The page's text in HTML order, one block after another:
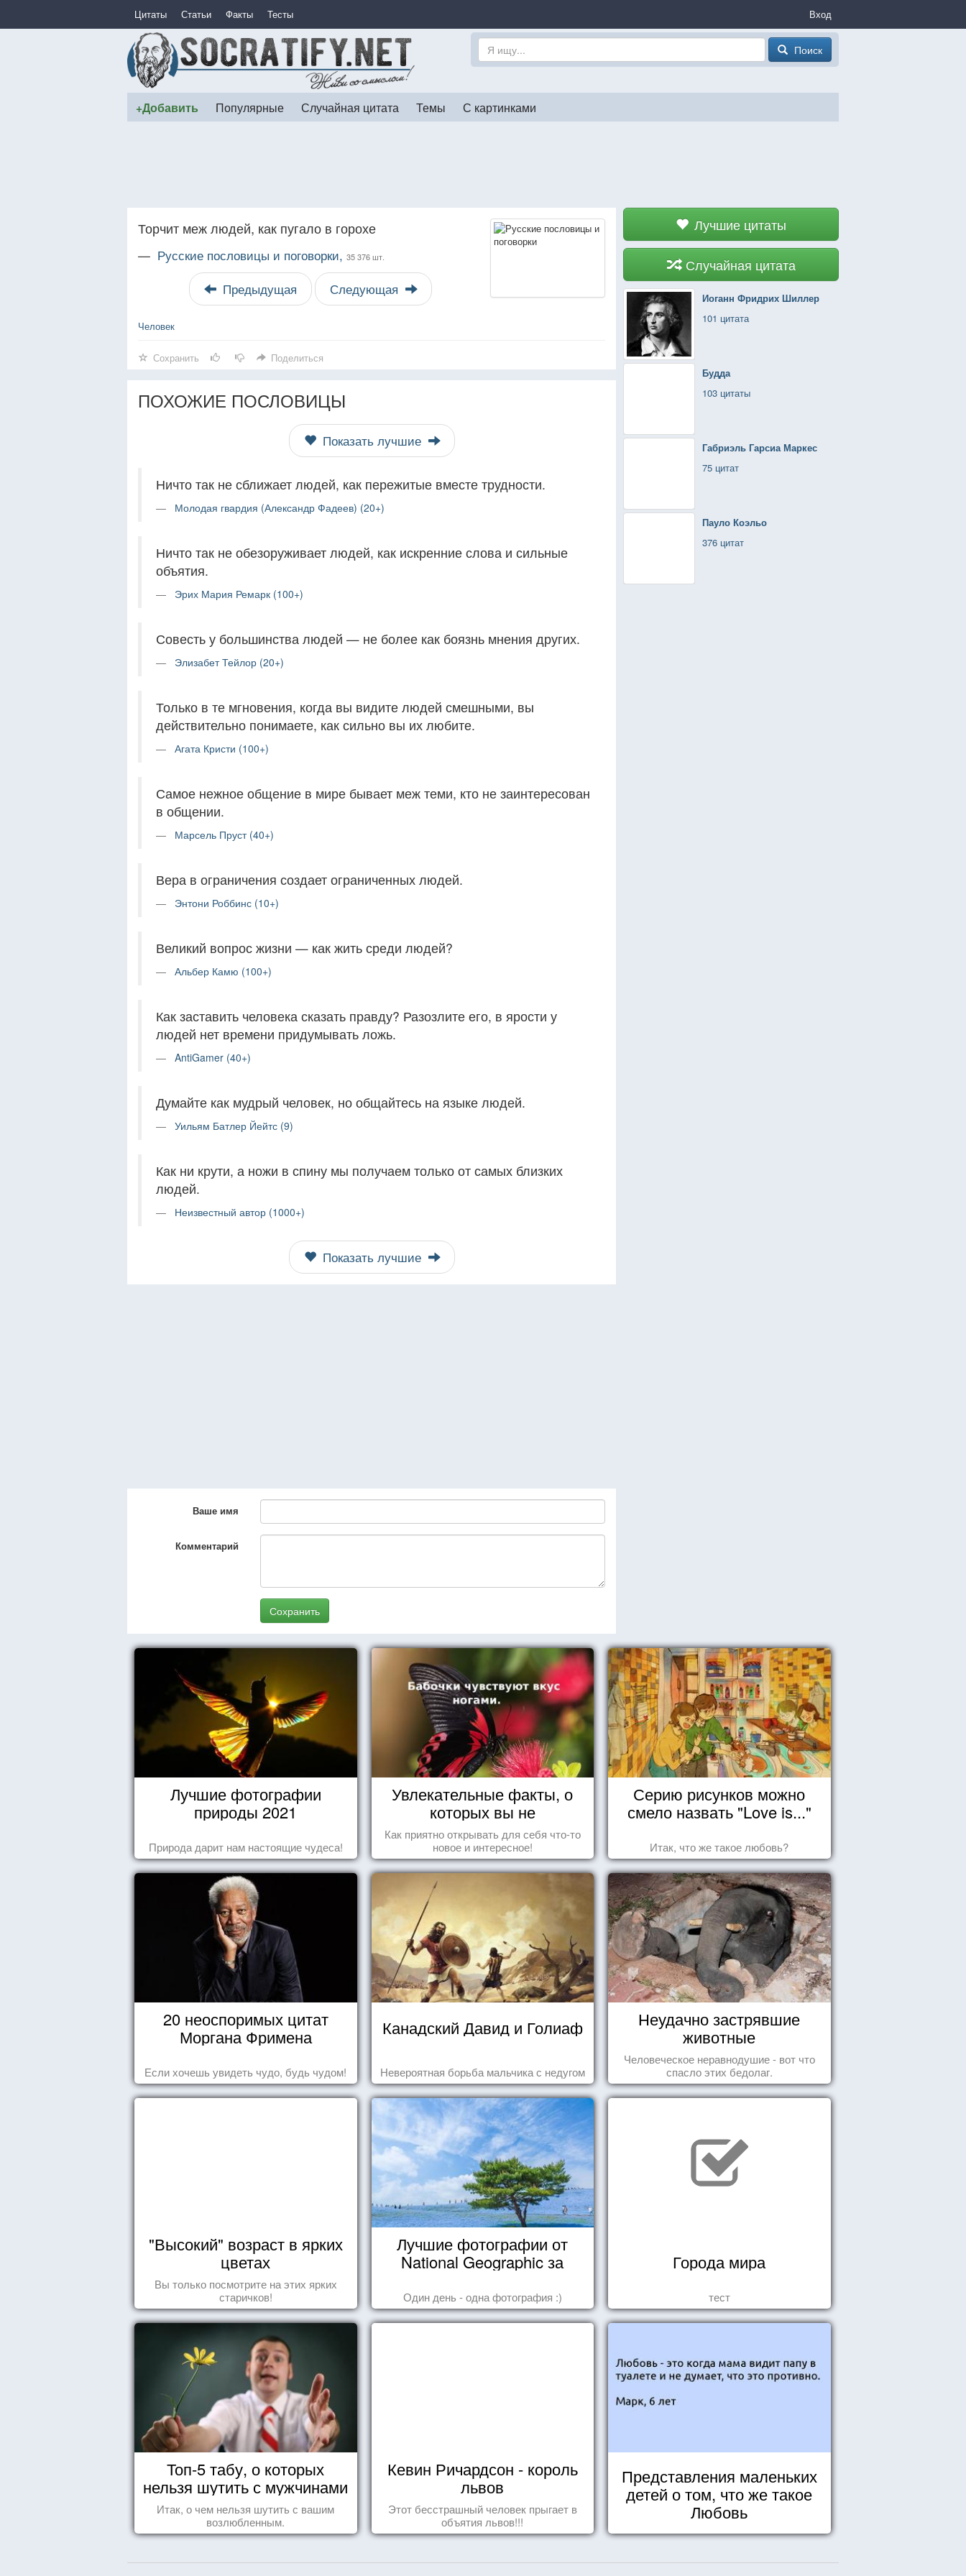
Цитаты Статьи Факты Тесты Вход
Поиск
+Добавить Популярные Случайная цитата Темы С картинками
Лучшие цитаты
Случайная цитата
Иоганн Фридрих Шиллер
101 цитата
Будда
103 цитаты
Габриэль Гарсиа Маркес
75 цитат
Пауло Коэльо
376 цитат
Торчит меж людей, как пугало в горохе
— Русские пословицы и поговорки, 35 376 шт.
Предыдущая Следующая
Человек
Сохранить Поделиться
ПОХОЖИЕ ПОСЛОВИЦЫ
Показать лучшие
Ничто так не сближает людей, как пережитые вместе трудности.
Молодая гвардия (Александр Фадеев) (20+)
Ничто так не обезоруживает людей, как искренние слова и сильные
объятия.
Эрих Мария Ремарк (100+)
Совесть у большинства людей — не более как боязнь мнения других.
Элизабет Тейлор (20+)
Только в те мгновения, когда вы видите людей смешными, вы
действительно понимаете, как сильно вы их любите.
Агата Кристи (100+)
Самое нежное общение в мире бывает меж теми, кто не заинтересован
в общении.
Марсель Пруст (40+)
Вера в ограничения создает ограниченных людей.
Энтони Роббинс (10+)
Великий вопрос жизни — как жить среди людей?
Альбер Камю (100+)
Как заставить человека сказать правду? Разозлите его, в ярости у
людей нет времени придумывать ложь.
AntiGamer (40+)
Думайте как мудрый человек, но общайтесь на языке людей.
Уильям Батлер Йейтс (9)
Как ни крути, а ножи в спину мы получаем только от самых близких
людей.
Неизвестный автор (1000+)
Показать лучшие
Ваше имя
Комментарий
Сохранить
Лучшие фотографии
природы 2021
Природа дарит нам настоящие чудеса!
Увлекательные факты, о
которых вы не
догадывались!
Как приятно открывать для себя что-то
новое и интересное!
Серию рисунков можно
смело назвать "Love is..."
Итак, что же такое любовь?
20 неоспоримых цитат
Моргана Фримена
Если хочешь увидеть чудо, будь чудом!
Канадский Давид и Голиаф
Невероятная борьба мальчика с недугом
Неудачно застрявшие
животные
Человеческое неравнодушие - вот что
спасло этих бедолаг.
"Высокий" возраст в ярких
цветах
Вы только посмотрите на этих ярких
старичков!
Лучшие фотографии от
National Geographic за
Один день - одна фотография :)
Города мира
тест
Топ-5 табу, о которых
нельзя шутить с мужчинами
Итак, о чем нельзя шутить с вашим
возлюбленным.
Кевин Ричардсон - король
львов
Этот бесстрашный человек прыгает в
объятия львов!!!
Представления маленьких
детей о том, что же такое
Любовь